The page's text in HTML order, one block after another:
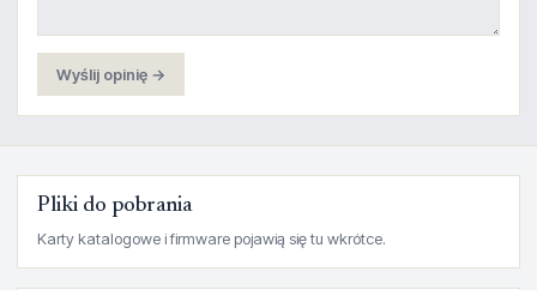
Wyślij opinię →
Pliki do pobrania
Karty katalogowe i firmware pojawią się tu wkrótce.